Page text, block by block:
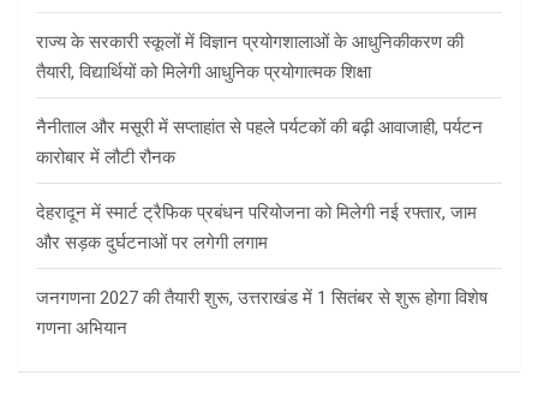
राज्य के सरकारी स्कूलों में विज्ञान प्रयोगशालाओं के आधुनिकीकरण की
तैयारी, विद्यार्थियों को मिलेगी आधुनिक प्रयोगात्मक शिक्षा
नैनीताल और मसूरी में सप्ताहांत से पहले पर्यटकों की बढ़ी आवाजाही, पर्यटन
कारोबार में लौटी रौनक
देहरादून में स्मार्ट ट्रैफिक प्रबंधन परियोजना को मिलेगी नई रफ्तार, जाम
और सड़क दुर्घटनाओं पर लगेगी लगाम
जनगणना 2027 की तैयारी शुरू, उत्तराखंड में 1 सितंबर से शुरू होगा विशेष
गणना अभियान